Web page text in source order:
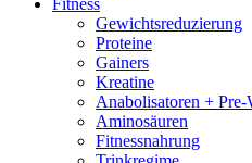
Gewichtsreduzierung
Proteine
Gainers
Kreatine
Anabolisatoren +
Aminosäuren
Fitnessnahrung